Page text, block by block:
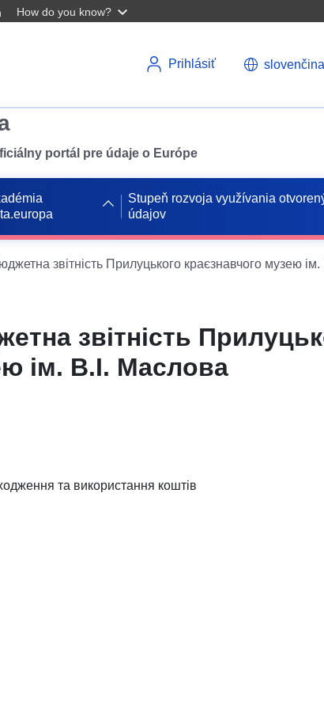
How do you know?
Prihlásiť slovenčina
portál pre údaje o Európe
Stupeň rozvoja využívania
údajov
звітність Прилуцького краєзнавчого музею
звітність
ім. В.І. Маслова
та використання коштів